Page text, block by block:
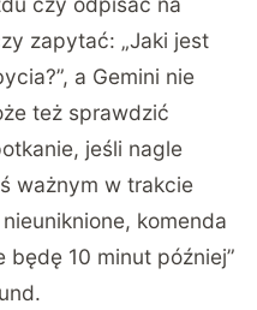
zapytać: „Jaki jest
a Gemini nie
też sprawdzić
jeśli nagle
ważnym w trakcie
komenda
będę 10 minut później”